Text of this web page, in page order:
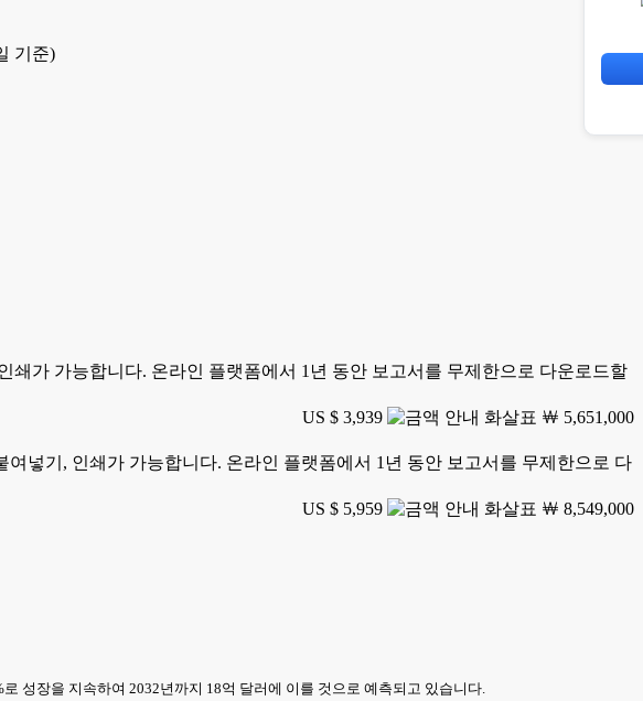
기준)
가 가능합니다. 온라인 플랫폼에서 1년 동안 보고서를 무제한으로 다운로드할
US $ 3,939
￦ 5,651,000
넣기, 인쇄가 가능합니다. 온라인 플랫폼에서 1년 동안 보고서를 무제한으로 다
US $ 5,959
￦ 8,549,000
성장을 지속하여 2032년까지 18억 달러에 이를 것으로 예측되고 있습니다.